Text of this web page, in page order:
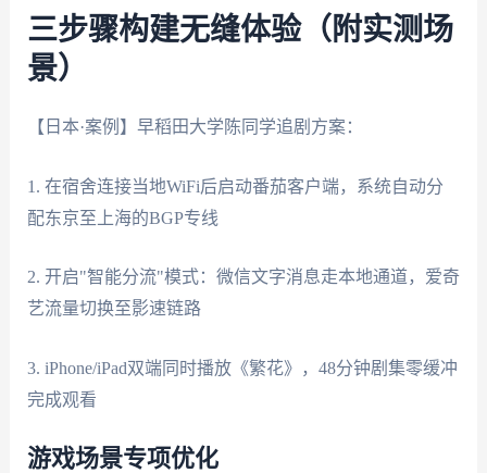
三步骤构建无缝体验（附实测场
景）
【日本·案例】早稻田大学陈同学追剧方案：
1. 在宿舍连接当地WiFi后启动番茄客户端，系统自动分
配东京至上海的BGP专线
2. 开启"智能分流"模式：微信文字消息走本地通道，爱奇
艺流量切换至影速链路
3. iPhone/iPad双端同时播放《繁花》，48分钟剧集零缓冲
完成观看
游戏场景专项优化